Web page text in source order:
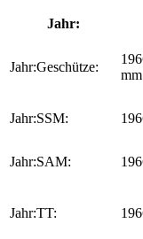
Jahr:
Geschütze:
mm
SSM:
SAM:
TT: